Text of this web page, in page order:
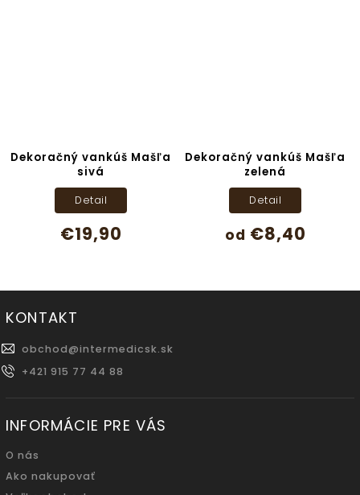
Dekoračný vankúš Mašľa
sivá
€19,90
Detail
Dekoračný vankúš Mašľa
zelená
od €8,40
Detail
KONTAKT
obchod@intermedicsk.sk
+421 915 77 44 88
INFORMÁCIE PRE VÁS
O nás
Ako nakupovať